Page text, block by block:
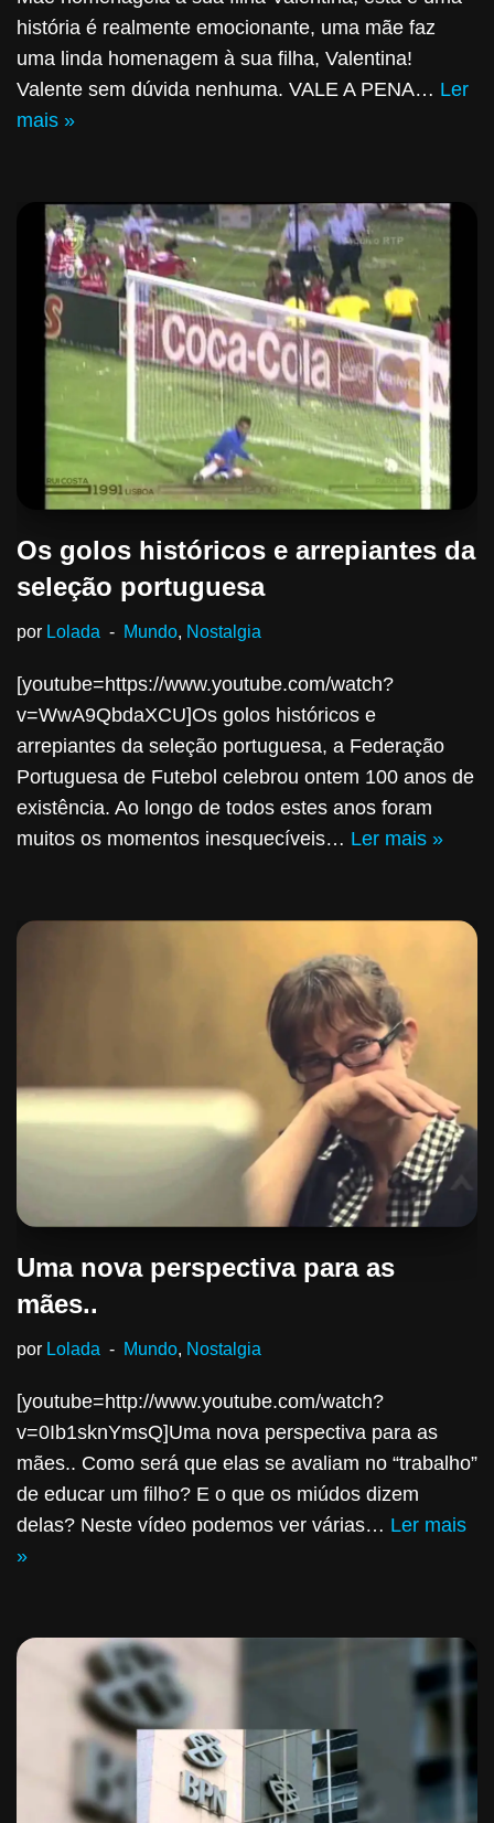
história é realmente emocionante, uma mãe faz
uma linda homenagem à sua filha, Valentina!
Valente sem dúvida nenhuma. VALE A PENA… Ler
mais »
Os golos históricos e arrepiantes da
seleção portuguesa
por Lolada Mundo, Nostalgia
[youtube=https://www.youtube.com/watch?
v=WwA9QbdaXCU]Os golos históricos e
arrepiantes da seleção portuguesa, a Federação
Portuguesa de Futebol celebrou ontem 100 anos de
existência. Ao longo de todos estes anos foram
muitos os momentos inesquecíveis… Ler mais »
Uma nova perspectiva para as
mães..
por Lolada Mundo, Nostalgia
[youtube=http://www.youtube.com/watch?
v=0Ib1sknYmsQ]Uma nova perspectiva para as
mães.. Como será que elas se avaliam no “trabalho”
de educar um filho? E o que os miúdos dizem
delas? Neste vídeo podemos ver várias… Ler mais
»